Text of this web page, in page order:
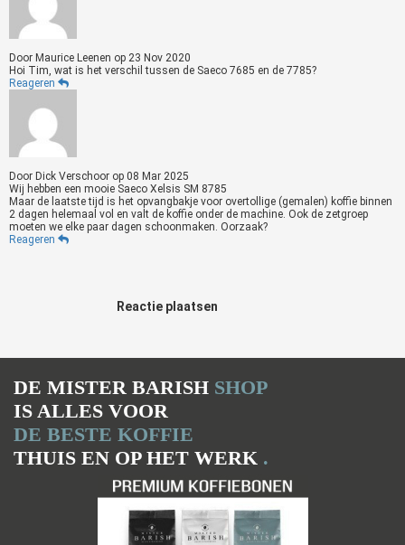
Door Maurice Leenen op 23 Nov 2020
Hoi Tim, wat is het verschil tussen de Saeco 7685 en de 7785?
Reageren
Door Dick Verschoor op 08 Mar 2025
Wij hebben een mooie Saeco Xelsis SM 8785
Maar de laatste tijd is het opvangbakje voor overtollige (gemalen) koffie binnen
2 dagen helemaal vol en valt de koffie onder de machine. Ook de zetgroep
moeten we elke paar dagen schoonmaken. Oorzaak?
Reageren
Reactie plaatsen
DE MISTER BARISH SHOP
IS ALLES VOOR
DE BESTE KOFFIE
THUIS EN OP HET WERK .